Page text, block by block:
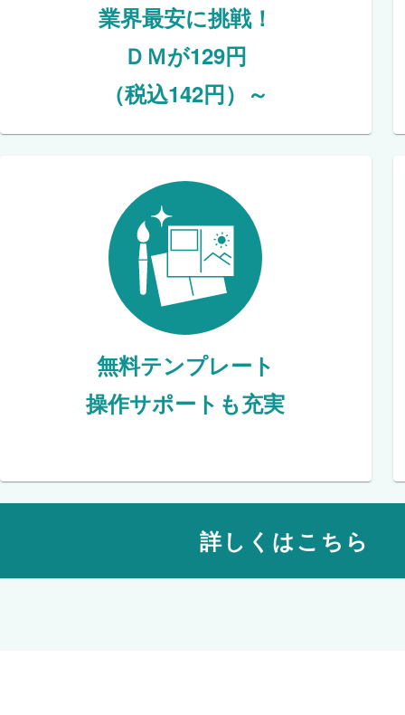
業界最安に挑戦！
ＤＭが129円
（税込142円）～
無料テンプレート
操作サポートも充実
詳しくはこちら